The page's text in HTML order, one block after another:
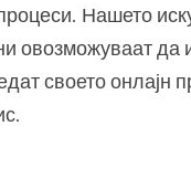
Нашето
овозможуваат да
своето онлајн